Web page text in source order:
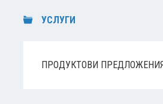
УСЛУГИ
ПРОДУКТОВИ